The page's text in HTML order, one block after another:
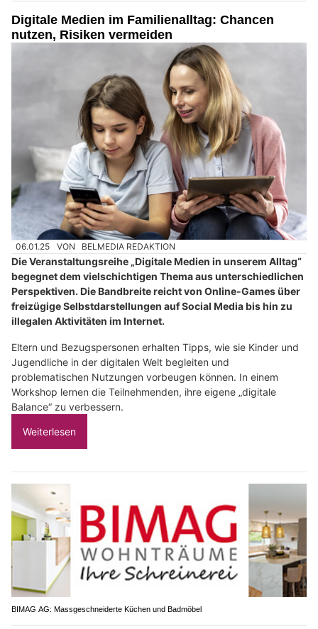
Digitale Medien im Familienalltag: Chancen
nutzen, Risiken vermeiden
06.01.25 VON BELMEDIA REDAKTION
Die Veranstaltungsreihe „Digitale Medien in unserem Alltag“
begegnet dem vielschichtigen Thema aus unterschiedlichen
Perspektiven. Die Bandbreite reicht von Online-Games über
freizügige Selbstdarstellungen auf Social Media bis hin zu
illegalen Aktivitäten im Internet.
Eltern und Bezugspersonen erhalten Tipps, wie sie Kinder und
Jugendliche in der digitalen Welt begleiten und
problematischen Nutzungen vorbeugen können. In einem
Workshop lernen die Teilnehmenden, ihre eigene „digitale
Balance“ zu verbessern.
Weiterlesen
BIMAG AG: Massgeschneiderte Küchen und Badmöbel